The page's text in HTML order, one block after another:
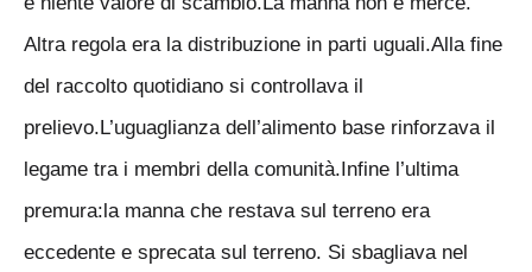
Altra regola era la distribuzione in parti uguali.Alla fine
del raccolto quotidiano si controllava il
prelievo.L’uguaglianza dell’alimento base rinforzava il
legame tra i membri della comunità.Infine l’ultima
premura:la manna che restava sul terreno era
eccedente e sprecata sul terreno. Si sbagliava nel